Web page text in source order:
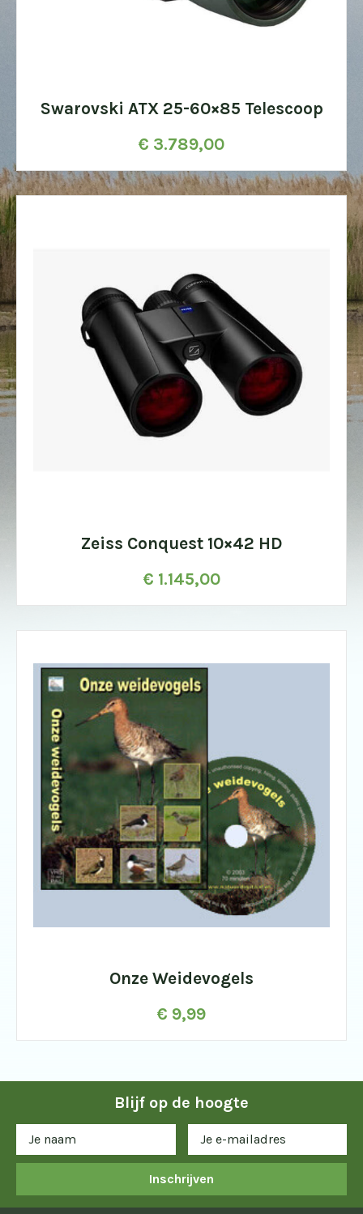
Swarovski ATX 25-60×85 Telescoop
€ 3.789,00
Zeiss Conquest 10×42 HD
€ 1.145,00
Onze Weidevogels
€ 9,99
Blijf op de hoogte
Inschrijven